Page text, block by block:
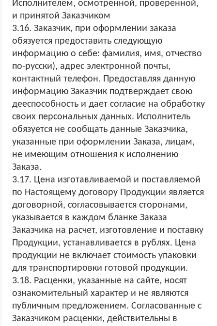
Исполнителем, осмотренной, проверенной,
и принятой Заказчиком
3.16. Заказчик, при оформлении заказа
обязуется предоставить следующую
информацию о себе: фамилия, имя, отчество
по-русски), адрес электронной почты,
контактный телефон. Предоставляя данную
информацию Заказчик подтверждает свою
дееспособность и дает согласие на обработку
своих персональных данных. Исполнитель
обязуется не сообщать данные Заказчика,
указанные при оформлении Заказа, лицам,
не имеющим отношения к исполнению
Заказа.
3.17. Цена изготавливаемой и поставляемой
по Настоящему договору Продукции является
договорной, согласовывается сторонами,
указывается в каждом бланке Заказа
Заказчика на расчет, изготовление и поставку
Продукции, устанавливается в рублях. Цена
продукции не включает стоимость упаковки
для транспортировки готовой продукции.
3.18. Расценки, указанные на сайте, носят
ознакомительный характер и не являются
публичным предложением. Согласованные с
Заказчиком расценки, действительны в